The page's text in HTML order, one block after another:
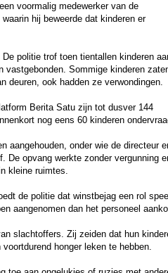
voormalig medewerker van de
hij beweerde dat kinderen er
politie trof toen tientallen kinderen
vastgebonden. Sommige kinderen
deuren, ook hadden ze verwondingen.
Berita Satu zijn tot dusver 144
nog eens 60 kinderen
aangehouden, onder wie de directeur
De opvang werkte zonder vergunning
kleine ruimtes.
de politie dat winstbejag een rol
aangenomen dan het personeel
slachtoffers. Zij zeiden dat hun
honger leken te hebben.